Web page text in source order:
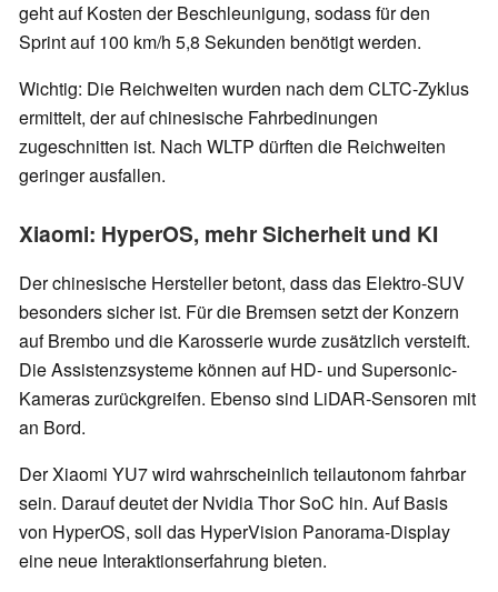
geht auf Kosten der Beschleunigung, sodass für den
Sprint auf 100 km/h 5,8 Sekunden benötigt werden.
Wichtig: Die Reichweiten wurden nach dem CLTC-Zyklus
ermittelt, der auf chinesische Fahrbedinungen
zugeschnitten ist. Nach WLTP dürften die Reichweiten
geringer ausfallen.
Xiaomi: HyperOS, mehr Sicherheit und KI
Der chinesische Hersteller betont, dass das Elektro-SUV
besonders sicher ist. Für die Bremsen setzt der Konzern
auf Brembo und die Karosserie wurde zusätzlich versteift.
Die Assistenzsysteme können auf HD- und Supersonic-
Kameras zurückgreifen. Ebenso sind LiDAR-Sensoren mit
an Bord.
Der Xiaomi YU7 wird wahrscheinlich teilautonom fahrbar
sein. Darauf deutet der Nvidia Thor SoC hin. Auf Basis
von HyperOS, soll das HyperVision Panorama-Display
eine neue Interaktionserfahrung bieten.